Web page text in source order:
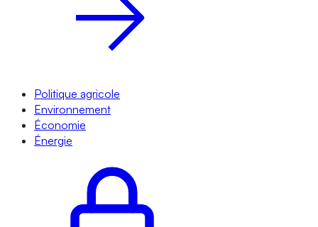
Politique agricole
Environnement
Économie
Énergie